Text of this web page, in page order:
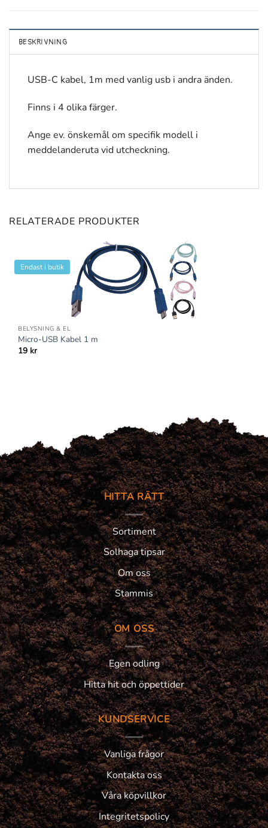
BESKRIVNING
USB-C kabel, 1m med vanlig usb i andra änden.
Finns i 4 olika färger.
Ange ev. önskemål om specifik modell i
meddelanderuta vid utcheckning.
RELATERADE PRODUKTER
Endast i butik
BELYSNING & EL
Micro-USB Kabel 1 m
19 kr
HITTA RÄTT
Sortiment
Solhaga tipsar
Om oss
Stammis
OM OSS
Egen odling
Hitta hit och öppettider
KUNDSERVICE
Vanliga frågor
Kontakta oss
Våra köpvillkor
Integritetspolicy